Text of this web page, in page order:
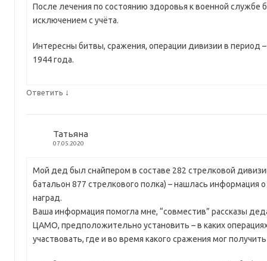
После лечения по состоянию здоровья к военной службе
исключением с учёта.
Интересны битвы, сражения, операции дивизии в период
1944 года.
Ответить ↓
Татьяна
07.05.2020
Мой дед был снайпером в составе 282 стрелковой
батальон 877 стрелкового полка) – нашлась
наград.
Ваша информация помогла мне, “совместив” рассказы
ЦАМО, предположительно установить – в каких
участвовать, где и во время какого сражения мог